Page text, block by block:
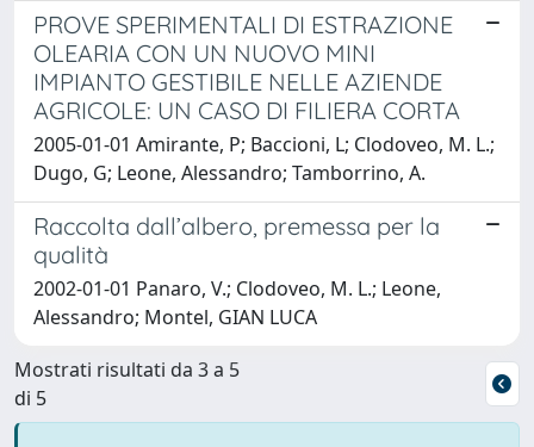
PROVE SPERIMENTALI DI ESTRAZIONE
OLEARIA CON UN NUOVO MINI
IMPIANTO GESTIBILE NELLE AZIENDE
AGRICOLE: UN CASO DI FILIERA CORTA
2005-01-01 Amirante, P; Baccioni, L; Clodoveo, M. L.;
Dugo, G; Leone, Alessandro; Tamborrino, A.
Raccolta dall’albero, premessa per la
qualità
2002-01-01 Panaro, V.; Clodoveo, M. L.; Leone,
Alessandro; Montel, GIAN LUCA
Mostrati risultati da 3 a 5
di 5